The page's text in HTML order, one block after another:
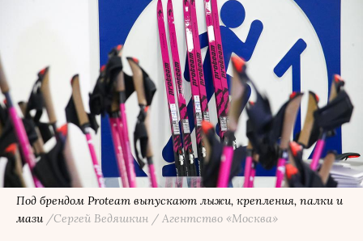
Под брендом Proteam выпускают лыжи, крепления, палки и
мази /Сергей Ведяшкин / Агентство «Москва»